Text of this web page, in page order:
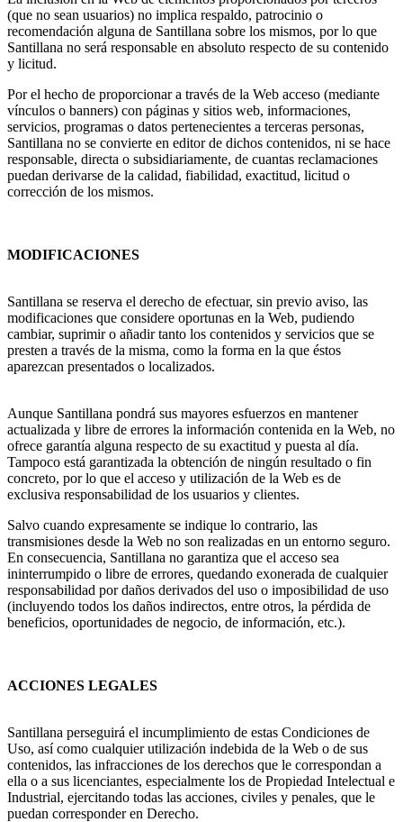
(que no sean usuarios) no implica respaldo, patrocinio o
recomendación alguna de Santillana sobre los mismos, por lo que
Santillana no será responsable en absoluto respecto de su contenido
y licitud.
Por el hecho de proporcionar a través de la Web acceso (mediante
vínculos o banners) con páginas y sitios web, informaciones,
servicios, programas o datos pertenecientes a terceras personas,
Santillana no se convierte en editor de dichos contenidos, ni se hace
responsable, directa o subsidiariamente, de cuantas reclamaciones
puedan derivarse de la calidad, fiabilidad, exactitud, licitud o
corrección de los mismos.
MODIFICACIONES
Santillana se reserva el derecho de efectuar, sin previo aviso, las
modificaciones que considere oportunas en la Web, pudiendo
cambiar, suprimir o añadir tanto los contenidos y servicios que se
presten a través de la misma, como la forma en la que éstos
aparezcan presentados o localizados.
Aunque Santillana pondrá sus mayores esfuerzos en mantener
actualizada y libre de errores la información contenida en la Web, no
ofrece garantía alguna respecto de su exactitud y puesta al día.
Tampoco está garantizada la obtención de ningún resultado o fin
concreto, por lo que el acceso y utilización de la Web es de
exclusiva responsabilidad de los usuarios y clientes.
Salvo cuando expresamente se indique lo contrario, las
transmisiones desde la Web no son realizadas en un entorno seguro.
En consecuencia, Santillana no garantiza que el acceso sea
ininterrumpido o libre de errores, quedando exonerada de cualquier
responsabilidad por daños derivados del uso o imposibilidad de uso
(incluyendo todos los daños indirectos, entre otros, la pérdida de
beneficios, oportunidades de negocio, de información, etc.).
ACCIONES LEGALES
Santillana perseguirá el incumplimiento de estas Condiciones de
Uso, así como cualquier utilización indebida de la Web o de sus
contenidos, las infracciones de los derechos que le correspondan a
ella o a sus licenciantes, especialmente los de Propiedad Intelectual e
Industrial, ejercitando todas las acciones, civiles y penales, que le
puedan corresponder en Derecho.